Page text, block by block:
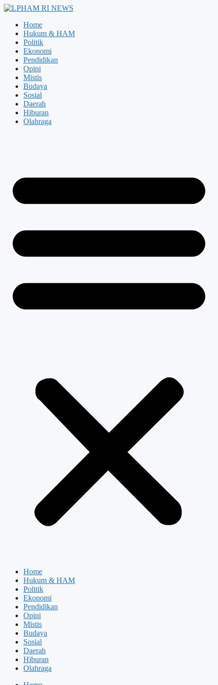
Langsung
Home
Hukum & HAM
Politik
Ekonomi
Pendidikan
Opini
Mistis
Budaya
Sosial
Daerah
Hiburan
Olahraga
Home
Hukum & HAM
Politik
Ekonomi
Pendidikan
Opini
Mistis
Budaya
Sosial
Daerah
Hiburan
Olahraga